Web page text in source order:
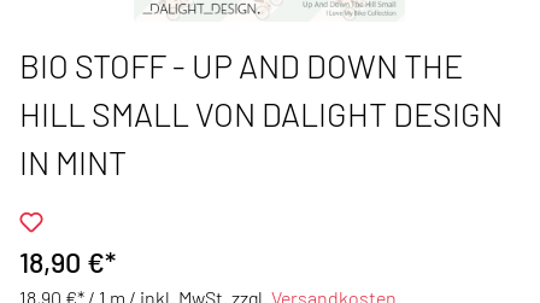
BIO STOFF - UP AND DOWN THE
HILL SMALL VON DALIGHT DESIGN
IN MINT
18,90 €*
18,90 €* / 1 m / inkl. MwSt. zzgl. Versandkosten